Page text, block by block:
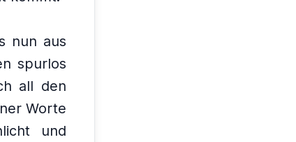
nun aus
spurlos
all den
Worte
und